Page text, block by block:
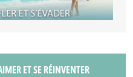
ET SE RÉINVENTER